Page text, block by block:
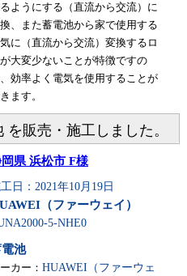
ようにする（直流から交流）に
、また蓄電池から家で使用する
に（直流から交流）変換するロ
大変少ないことが特徴ですの
効率よく電気を使用することが
ます。
販売・施工しました。
県 浜松市 F様
日：2021年10月19日
（ファーウェイ）
5-NHE0
池
カー： HUAWEI（ファーウェ